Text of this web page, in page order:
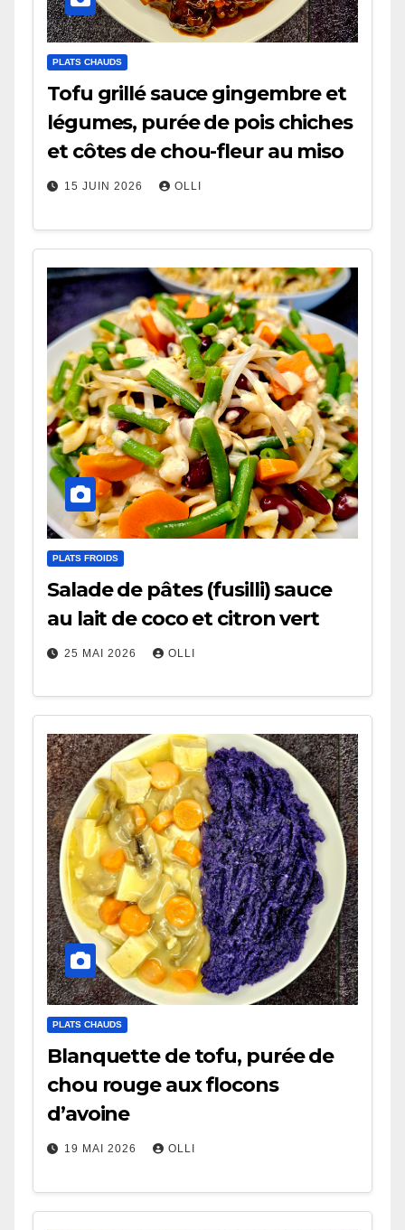
PLATS CHAUDS
Tofu grillé sauce gingembre et
légumes, purée de pois chiches
et côtes de chou-fleur au miso
15 JUIN 2026 OLLI
PLATS FROIDS
Salade de pâtes (fusilli) sauce
au lait de coco et citron vert
25 MAI 2026 OLLI
PLATS CHAUDS
Blanquette de tofu, purée de
chou rouge aux flocons
d’avoine
19 MAI 2026 OLLI